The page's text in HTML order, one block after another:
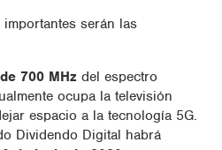
importantes serán las
700 MHz del espectro
ocupa la televisión
espacio a la tecnología 5G.
Dividendo Digital habrá